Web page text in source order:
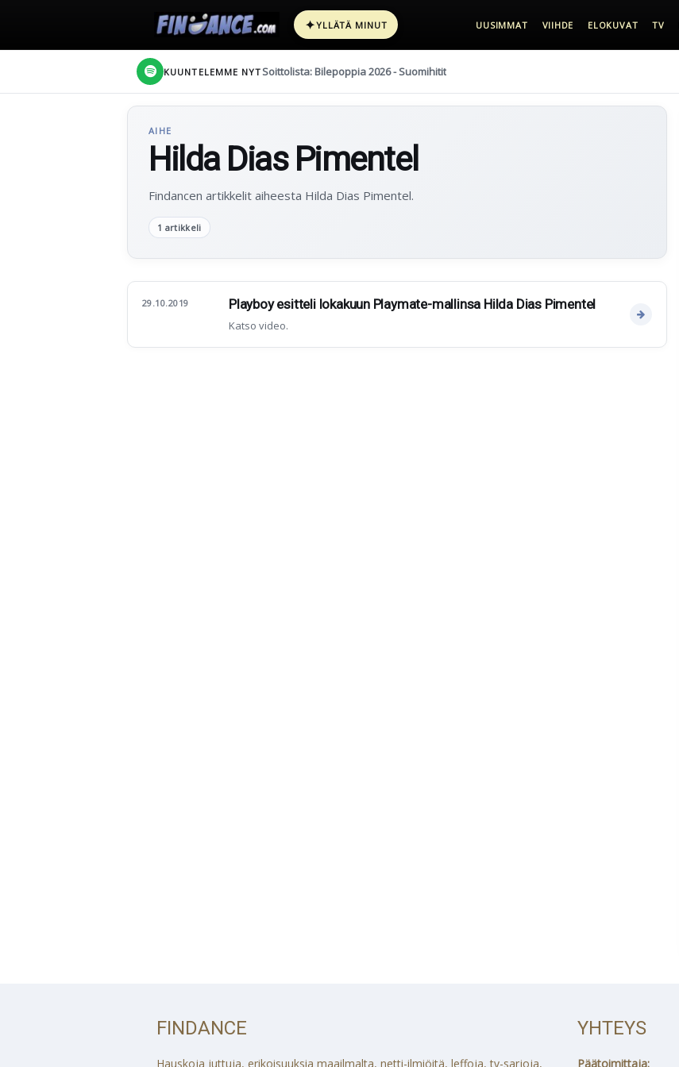
✦YLLÄTÄ MINUT UUSIMMAT VIIHDE ELOKUVAT TV
KUUNTELEMME NYT Soittolista: Bilepoppia 2026 - Suomihitit
AIHE
Hilda Dias Pimentel
Findancen artikkelit aiheesta Hilda Dias Pimentel.
1 artikkeli
29.10.2019 Playboy esitteli lokakuun Playmate-mallinsa Hilda Dias Pimentel
Katso video.
FINDANCE
Hauskoja juttuja, erikoisuuksia maailmalta, netti-ilmiöitä, leffoja, tv-sarjoja,
YHTEYS
Päätoimittaja: